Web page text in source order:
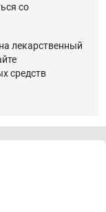
со
лекарственный
средств